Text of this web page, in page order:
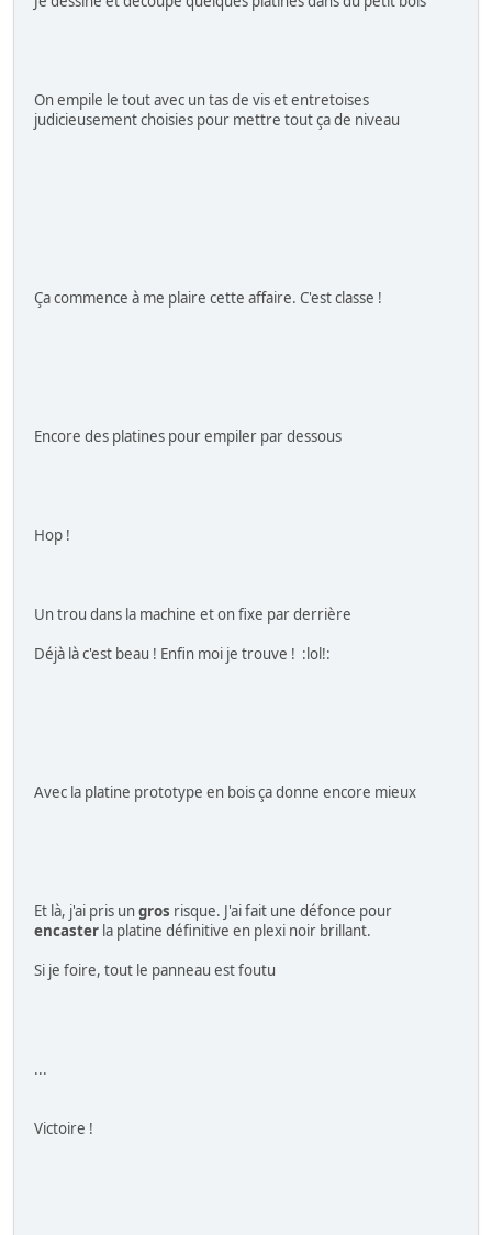
On empile le tout avec un tas de vis et entretoises
judicieusement choisies pour mettre tout ça de niveau
Ça commence à me plaire cette affaire. C'est classe !
Encore des platines pour empiler par dessous
Hop !
Un trou dans la machine et on fixe par derrière
Déjà là c'est beau ! Enfin moi je trouve ! :lol!:
Avec la platine prototype en bois ça donne encore mieux
Et là, j'ai pris ungros risque. J'ai fait une défonce pour
encaster la platine définitive en plexi noir brillant.
Si je foire, tout le panneau est foutu
...
Victoire !